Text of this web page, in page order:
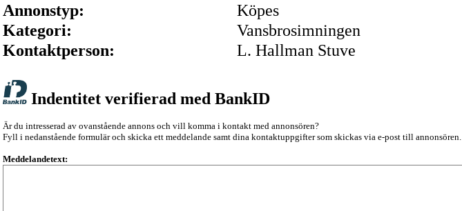
Annonstyp:
Köpes
Kategori:
Vansbrosimningen
Kontaktperson:
L. Hallman Stuve
Indentitet verifierad med BankID
Är du intresserad av ovanstående annons och vill komma i kontakt med annonsören?
Fyll i nedanstående formulär och skicka ett meddelande samt dina kontaktuppgifter som skickas via e-post till annonsören.
Meddelandetext: